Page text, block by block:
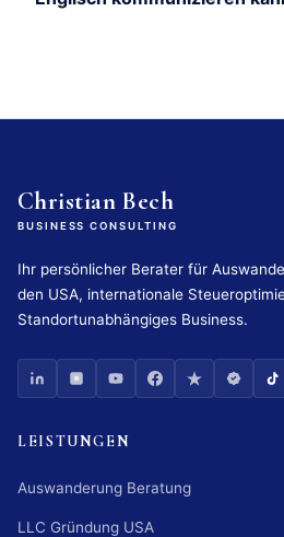
Christian Bech
BUSINESS CONSULTING
Ihr persönlicher Berater für
den USA, internationale
Standortunabhängiges Business.
LEISTUNGEN
Auswanderung Beratung
LLC Gründung USA